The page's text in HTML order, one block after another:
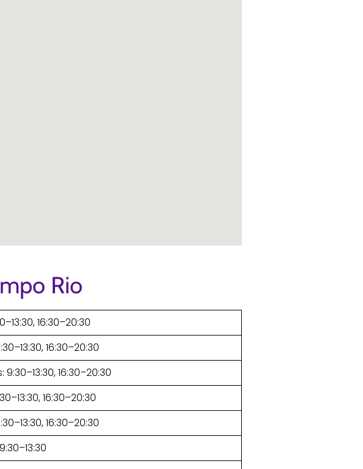
Rio
16:30–20:30
16:30–20:30
16:30–20:30
16:30–20:30
16:30–20:30